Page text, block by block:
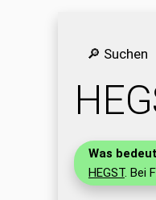
🔎 Suchen
Was
HEGST. Bei